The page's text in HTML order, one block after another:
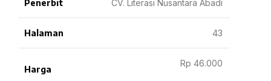
Penerbit CV. Literasi Nusantara Abadi
Halaman 43
Harga
Rp 46.000